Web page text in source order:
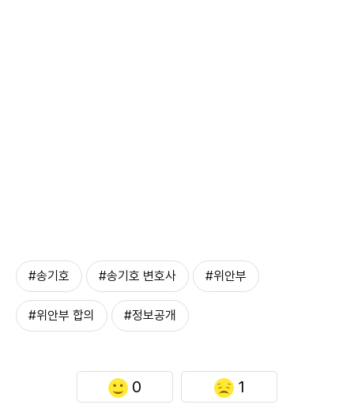
#송기호 #송기호 변호사 #위안부
#위안부 합의 #정보공개
0 1